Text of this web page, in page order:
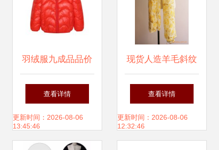
羽绒服九成品品价
格解析 服装成衣市
场的品质与价值
查看详情
更新时间：2026-08-06
13:45:46
现货人造羊毛斜纹
印花围巾 量大有优
惠，款式新颖可靠
查看详情
更新时间：2026-08-06
12:32:46